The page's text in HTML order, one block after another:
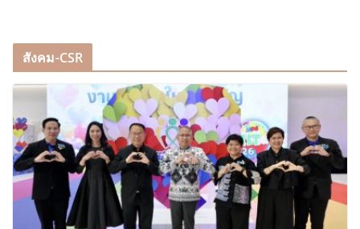
สังคม-CSR